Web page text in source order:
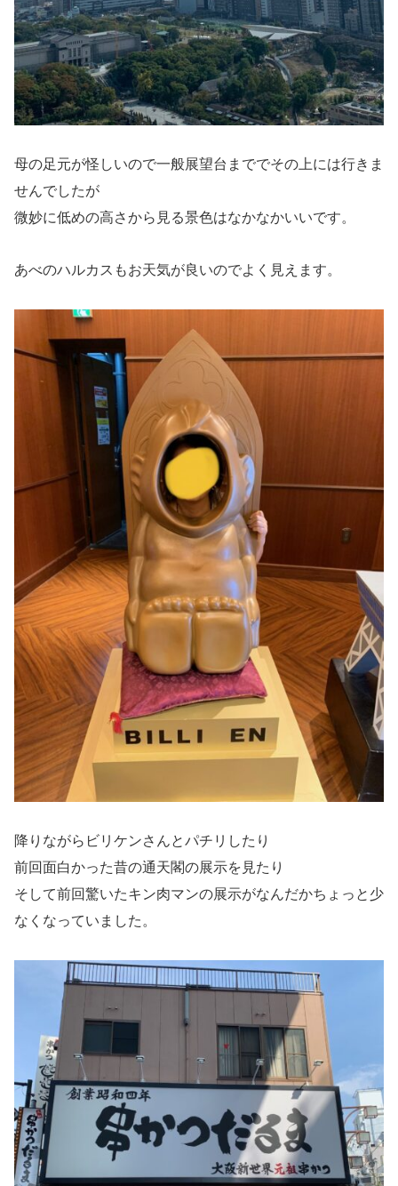
母の足元が怪しいので一般展望台まででその上には行きま
せんでしたが
微妙に低めの高さから見る景色はなかなかいいです。
あべのハルカスもお天気が良いのでよく見えます。
降りながらビリケンさんとパチリしたり
前回面白かった昔の通天閣の展示を見たり
そして前回驚いたキン肉マンの展示がなんだかちょっと少
なくなっていました。